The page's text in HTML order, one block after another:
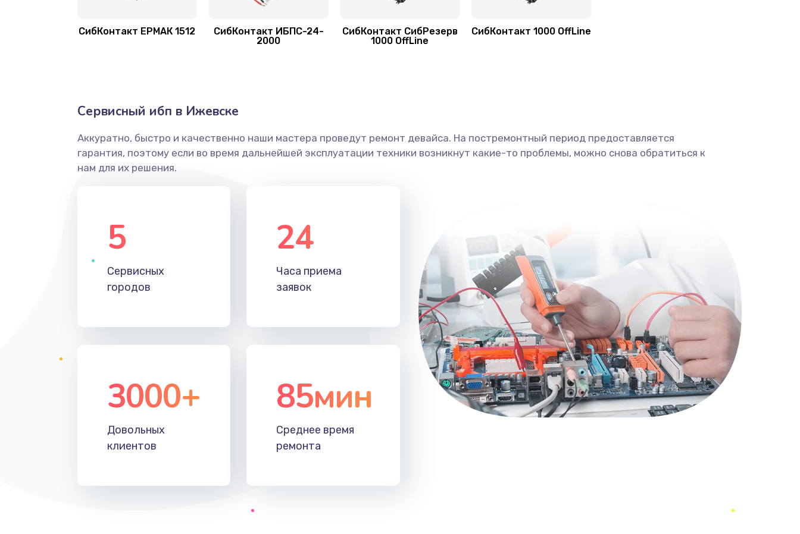
СибКонтакт ЕРМАК 1512
СибКонтакт ИБПС-24-
2000
СибКонтакт СибРезерв
1000 OffLine
СибКонтакт 1000 OffLine
Сервисный ибп в Ижевске
Аккуратно, быстро и качественно наши мастера проведут ремонт девайса. На постремонтный период предоставляется
гарантия, поэтому если во время дальнейшей эксплуатации техники возникнут какие-то проблемы, можно снова обратиться к
нам для их решения.
5
Сервисных
городов
24
Часа приема
заявок
3000+
Довольных
клиентов
85мин
Среднее время
ремонта